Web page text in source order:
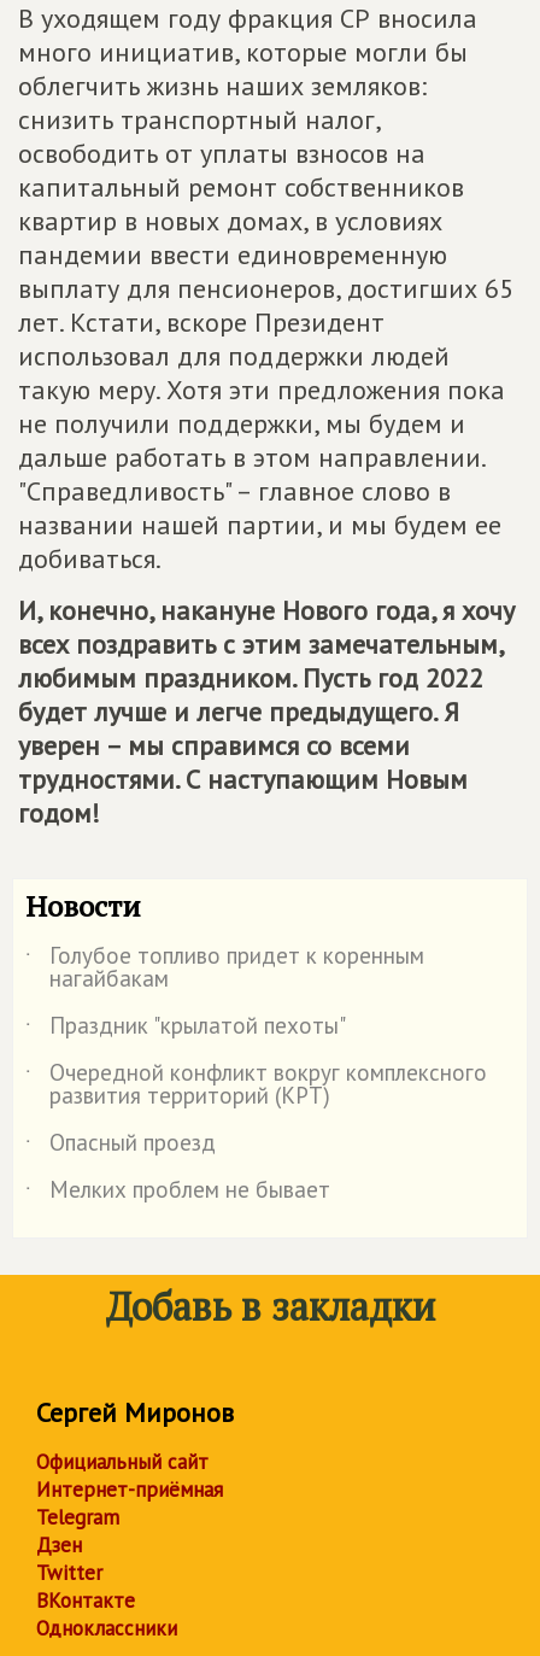
В уходящем году фракция СР вносила
много инициатив, которые могли бы
облегчить жизнь наших земляков:
снизить транспортный налог,
освободить от уплаты взносов на
капитальный ремонт собственников
квартир в новых домах, в условиях
пандемии ввести единовременную
выплату для пенсионеров, достигших 65
лет. Кстати, вскоре Президент
использовал для поддержки людей
такую меру. Хотя эти предложения пока
не получили поддержки, мы будем и
дальше работать в этом направлении.
"Справедливость" – главное слово в
названии нашей партии, и мы будем ее
добиваться.
И, конечно, накануне Нового года, я хочу
всех поздравить с этим замечательным,
любимым праздником. Пусть год 2022
будет лучше и легче предыдущего. Я
уверен – мы справимся со всеми
трудностями. С наступающим Новым
годом!
Новости
˙ Голубое топливо придет к коренным
нагайбакам
˙
Праздник "крылатой пехоты"
˙
Очередной конфликт вокруг комплексного
развития территорий (КРТ)
˙
Опасный проезд
˙
Мелких проблем не бывает
Добавь в закладки
Сергей Миронов
Официальный сайт
Интернет-приёмная
Telegram
Дзен
Twitter
ВКонтакте
Одноклассники